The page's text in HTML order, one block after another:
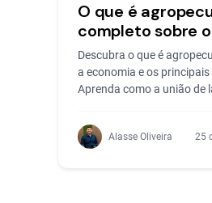
O que é
completo sobre
Descubra o que é
a economia e os
Aprenda como a união de
Alasse Oliveira 25